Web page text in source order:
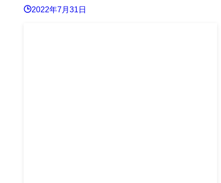
2022年7月31日